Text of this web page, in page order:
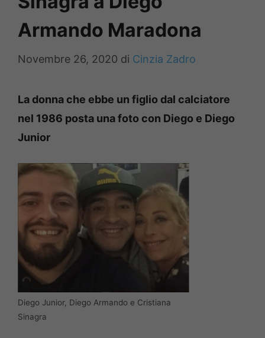
Armando Maradona
Novembre 26, 2020 di Cinzia Zadro
La donna che ebbe un figlio dal calciatore
nel 1986 posta una foto con Diego e Diego
Junior
Diego Junior, Diego Armando e Cristiana
Sinagra